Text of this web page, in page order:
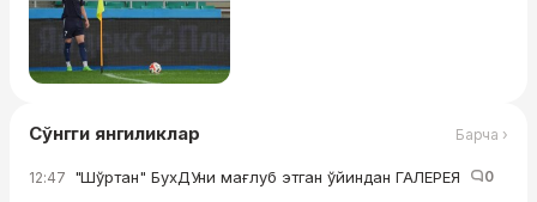
Сўнгги янгиликлар Барча ›
12:47 "Шўртан" БухДУни мағлуб этган ўйиндан ГАЛЕРЕЯ 0